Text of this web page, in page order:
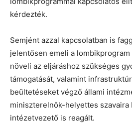
kérdezték.
Semjént azzal kapcsolatban is
jelentősen emeli a
növeli az eljáráshoz szükséges
támogatását, valamint
beültetéseket végző állami
miniszterelnök-helyettes szavaira
intézetvezető is reagált.